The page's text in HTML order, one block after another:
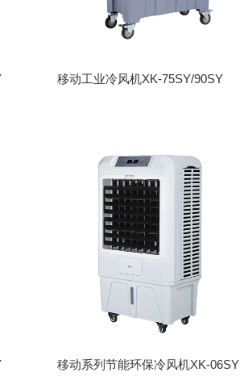
移动工业冷风机XK-75SY/90SY
移动系列节能环保冷风机XK-06SY